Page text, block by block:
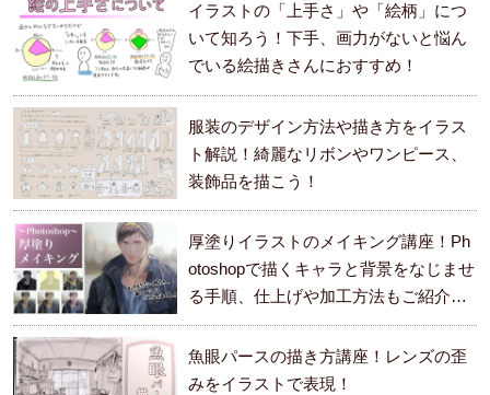
イラストの「上手さ」や「絵柄」につ
いて知ろう！下手、画力がないと悩ん
でいる絵描きさんにおすすめ！
服装のデザイン方法や描き方をイラス
ト解説！綺麗なリボンやワンピース、
装飾品を描こう！
厚塗りイラストのメイキング講座！Ph
otoshopで描くキャラと背景をなじませ
る手順、仕上げや加工方法もご紹介し
ます。
魚眼パースの描き方講座！レンズの歪
みをイラストで表現！